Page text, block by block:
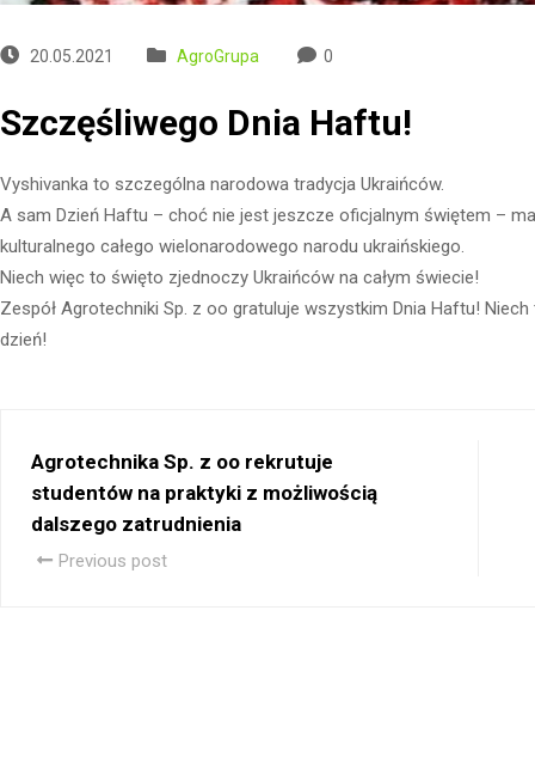
20.05.2021 AgroGrupa 0
Szczęśliwego Dnia Haftu!
Vyshivanka to szczególna narodowa tradycja Ukraińców.
A sam Dzień Haftu – choć nie jest jeszcze oficjalnym świętem –
kulturalnego całego wielonarodowego narodu ukraińskiego.
Niech więc to święto zjednoczy Ukraińców na całym świecie!
Zespół Agrotechniki Sp. z oo gratuluje wszystkim Dnia Haftu!
dzień!
Agrotechnika Sp. z oo rekrutuje
studentów na praktyki z możliwością
dalszego zatrudnienia
Previous post